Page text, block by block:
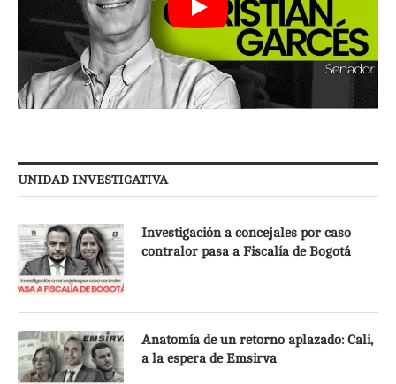
UNIDAD INVESTIGATIVA
Investigación a concejales por caso
contralor pasa a Fiscalía de Bogotá
Anatomía de un retorno aplazado: Cali,
a la espera de Emsirva